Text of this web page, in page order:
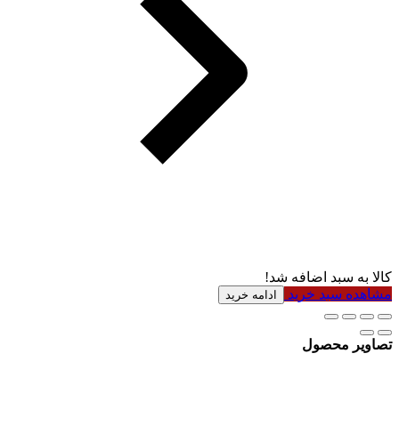
کالا به سبد اضافه شد!
مشاهده سبد خرید
ادامه خرید
تصاویر محصول